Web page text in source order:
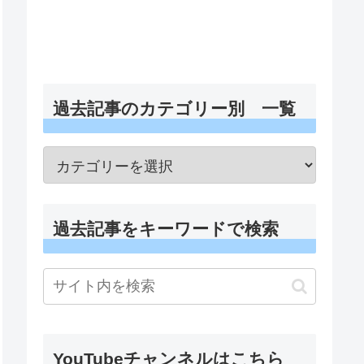
過去記事のカテゴリー別 一覧
過去記事をキーワードで検索
YouTubeチャンネルはこちら